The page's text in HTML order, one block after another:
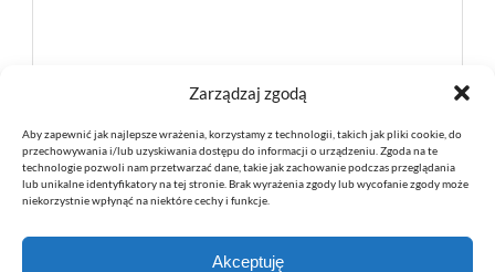
Zarządzaj zgodą
Aby zapewnić jak najlepsze wrażenia, korzystamy z technologii, takich jak pliki cookie, do
przechowywania i/lub uzyskiwania dostępu do informacji o urządzeniu. Zgoda na te
technologie pozwoli nam przetwarzać dane, takie jak zachowanie podczas przeglądania
lub unikalne identyfikatory na tej stronie. Brak wyrażenia zgody lub wycofanie zgody może
niekorzystnie wpłynąć na niektóre cechy i funkcje.
Akceptuję